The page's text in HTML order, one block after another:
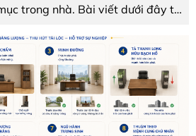
trong nhà. Bài viết dưới đây từ
Lịch Cát Tường Bính ...